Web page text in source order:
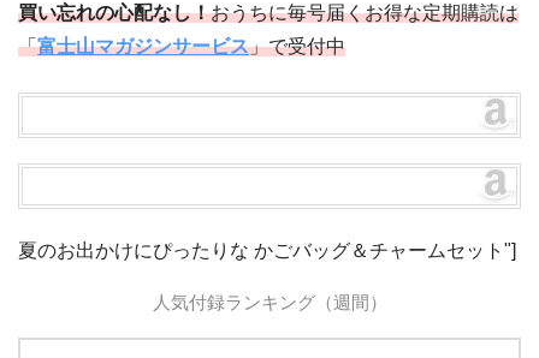
買い忘れの心配なし！おうちに毎号届くお得な定期購読は
「富士山マガジンサービス」で受付中
夏のお出かけにぴったりな かごバッグ＆チャームセット"]
人気付録ランキング（週間）